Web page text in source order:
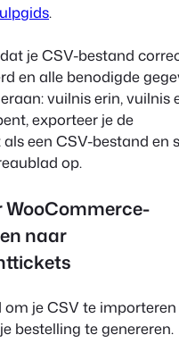
.
je CSV-bestand
en alle benodigde
vuilnis erin, vuilnis
exporteer je de
een CSV-bestand en
op.
WooCommerce-
naar
om je CSV te importeren
bestelling te genereren.